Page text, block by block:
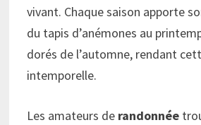
vivant. Chaque saison apporte
du tapis d’anémones au
dorés de l’automne, rendant
intemporelle.
Les amateurs de randonnée